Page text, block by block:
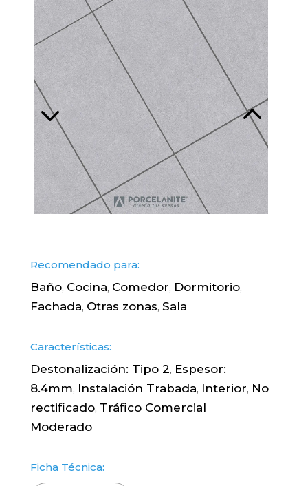
Recomendado para:
Baño, Cocina, Comedor, Dormitorio,
Fachada, Otras zonas, Sala
Características:
Destonalización: Tipo 2, Espesor:
8.4mm, Instalación Trabada, Interior, No
rectificado, Tráfico Comercial
Moderado
Ficha Técnica: